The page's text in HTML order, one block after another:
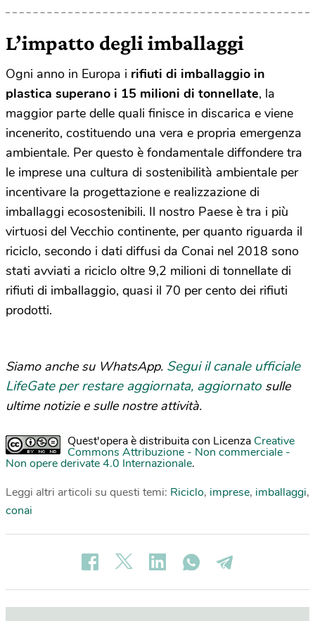
L’impatto degli imballaggi
Ogni anno in Europa i rifiuti di imballaggio in
plastica superano i 15 milioni di tonnellate, la
maggior parte delle quali finisce in discarica e viene
incenerito, costituendo una vera e propria emergenza
ambientale. Per questo è fondamentale diffondere tra
le imprese una cultura di sostenibilità ambientale per
incentivare la progettazione e realizzazione di
imballaggi ecosostenibili. Il nostro Paese è tra i più
virtuosi del Vecchio continente, per quanto riguarda il
riciclo, secondo i dati diffusi da Conai nel 2018 sono
stati avviati a riciclo oltre 9,2 milioni di tonnellate di
rifiuti di imballaggio, quasi il 70 per cento dei rifiuti
prodotti.
Siamo anche su WhatsApp. Segui il canale ufficiale
LifeGate per restare aggiornata, aggiornato sulle
ultime notizie e sulle nostre attività.
Quest'opera è distribuita con Licenza Creative
Commons Attribuzione - Non commerciale -
Non opere derivate 4.0 Internazionale.
Leggi altri articoli su questi temi: Riciclo, imprese, imballaggi,
conai